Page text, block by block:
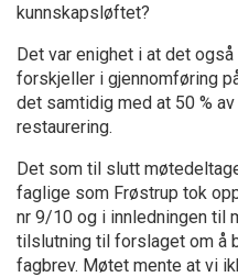
kunnskapsløftet?
Det var enighet i at det
forskjeller i gjennomføring
det samtidig med at 50 %
restaurering.
Det som til slutt
faglige som Frøstrup tok
nr 9/10 og i innledningen til
tilslutning til forslaget om å
fagbrev. Møtet mente at vi